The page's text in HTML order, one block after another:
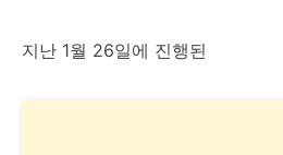
지난 1월 26일에 진행된